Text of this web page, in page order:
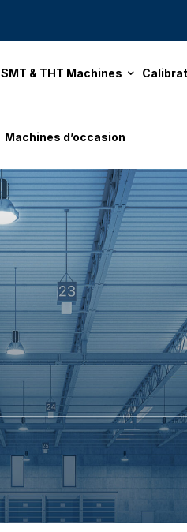
SMT & THT Machines
Machines d’occasion